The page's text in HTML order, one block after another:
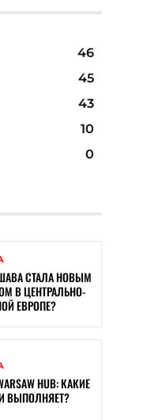
46
45
43
10
0
СТАЛА НОВЫМ
В ЦЕНТРАЛЬНО-
ЕВРОПЕ?
HUB: КАКИЕ
ВЫПОЛНЯЕТ?